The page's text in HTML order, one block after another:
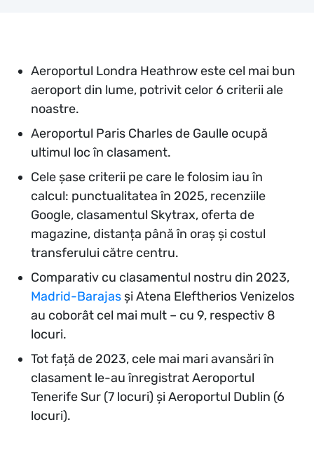
Aeroportul Londra Heathrow este cel mai bun
aeroport din lume, potrivit celor 6 criterii ale
noastre.
Aeroportul Paris Charles de Gaulle ocupă
ultimul loc în clasament.
Cele șase criterii pe care le folosim iau în
calcul: punctualitatea în 2025, recenziile
Google, clasamentul Skytrax, oferta de
magazine, distanța până în oraș și costul
transferului către centru.
Comparativ cu clasamentul nostru din 2023,
Madrid-Barajas și Atena Eleftherios Venizelos
au coborât cel mai mult – cu 9, respectiv 8
locuri.
Tot față de 2023, cele mai mari avansări în
clasament le-au înregistrat Aeroportul
Tenerife Sur (7 locuri) și Aeroportul Dublin (6
locuri).